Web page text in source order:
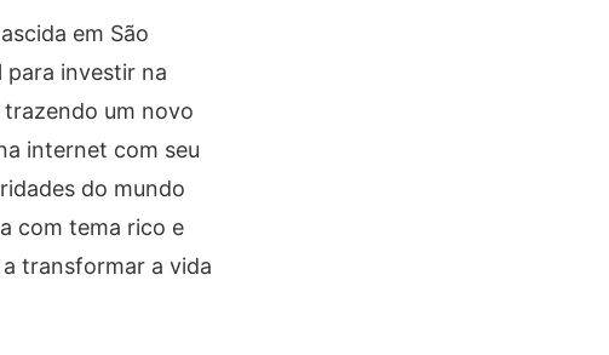
em São
para investir na
um novo
internet com seu
do mundo
com tema rico e
transformar a vida